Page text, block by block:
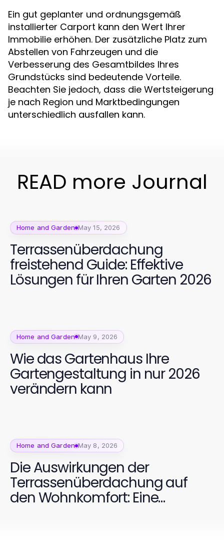
Ein gut geplanter und ordnungsgemäß
installierter Carport kann den Wert Ihrer
Immobilie erhöhen. Der zusätzliche Platz zum
Abstellen von Fahrzeugen und die
Verbesserung des Gesamtbildes Ihres
Grundstücks sind bedeutende Vorteile.
Beachten Sie jedoch, dass die Wertsteigerung
je nach Region und Marktbedingungen
unterschiedlich ausfallen kann.
READ more Journal
Home and Garden May 15, 2026
Terrassenüberdachung
freistehend Guide: Effektive
Lösungen für Ihren Garten 2026
Home and Garden May 9, 2026
Wie das Gartenhaus Ihre
Gartengestaltung in nur 2026
verändern kann
Home and Garden May 8, 2026
Die Auswirkungen der
Terrassenüberdachung auf
den Wohnkomfort: Eine